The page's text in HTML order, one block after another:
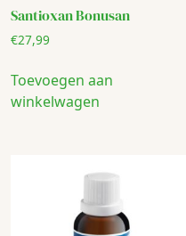
Santioxan Bonusan
€27,99
Toevoegen aan
winkelwagen